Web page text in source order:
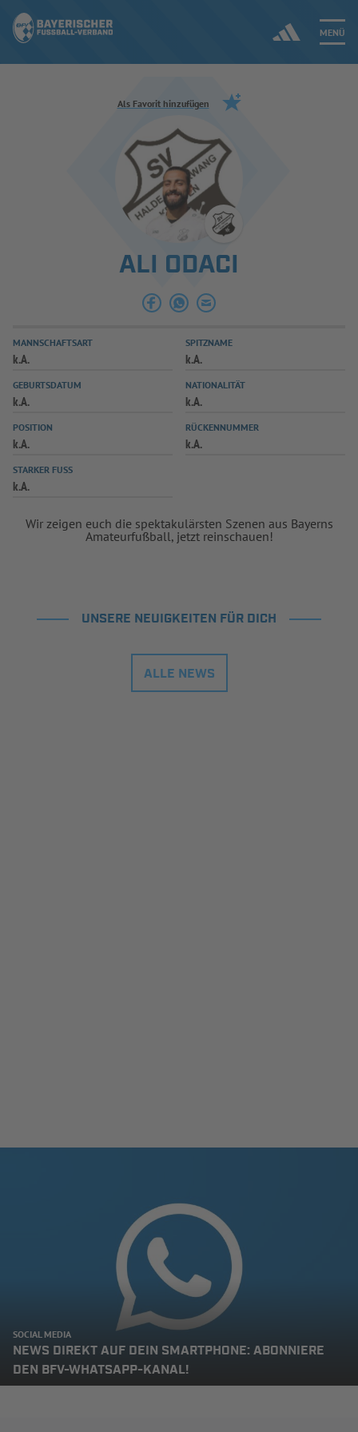
MENÜ
Jetzt einloggen
ERGEBNISSE & WETTBEWERBE
SPIELBETRIEB & VERBANDSLEBEN
AUSBILDUNG & FÖRDERUNG
SPIELPLUS
Als Favorit hinzufügen
ALI ODACI
MANNSCHAFTSART
k.A.
SPITZNAME
k.A.
GEBURTSDATUM
k.A.
NATIONALITÄT
k.A.
POSITION
k.A.
RÜCKENNUMMER
k.A.
STARKER FUSS
k.A.
Wir zeigen euch die spektakulärsten Szenen aus Bayerns
Amateurfußball, jetzt reinschauen!
UNSERE NEUIGKEITEN FÜR DICH
ALLE NEWS
SOCIAL MEDIA
NEWS DIREKT AUF DEIN SMARTPHONE: ABONNIERE
DEN BFV-WHATSAPP-KANAL!